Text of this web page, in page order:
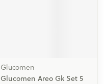
Glucomen
Glucomen Areo Gk Set 5